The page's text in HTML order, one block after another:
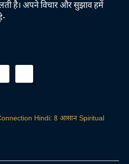
है। अपने विचार और सुझाव हमें
Hindi: 8 आसान Spiritual